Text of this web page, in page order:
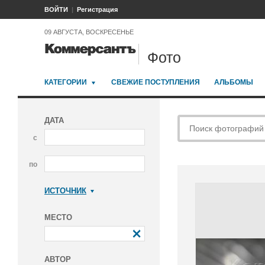
ВОЙТИ Регистрация
09 АВГУСТА, ВОСКРЕСЕНЬЕ
Фото
КАТЕГОРИИ СВЕЖИЕ ПОСТУПЛЕНИЯ АЛЬБОМЫ
ДАТА
с
по
ИСТОЧНИК
МЕСТО
АВТОР